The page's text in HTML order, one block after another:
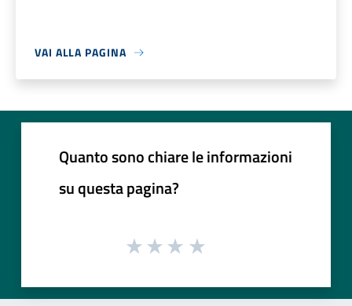
VAI ALLA PAGINA
Quanto sono chiare le informazioni
su questa pagina?